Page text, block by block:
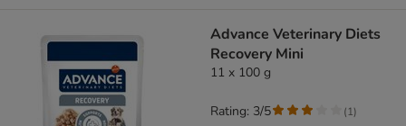
Advance Veterinary Diets
Recovery Mini
11 x 100 g
Rating: 3/5 (1)